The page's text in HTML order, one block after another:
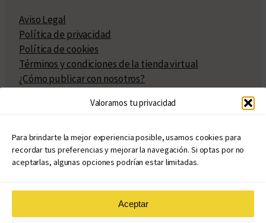
Valoramos tu privacidad
Para brindarte la mejor experiencia posible, usamos cookies para
recordar tus preferencias y mejorar la navegación. Si optas por no
aceptarlas, algunas opciones podrían estar limitadas.
Aceptar
Aviso Legal
Política de privacidad
Política de cookies
Términos y condiciones de la tienda virtual
¿Cómo publicar con nosotros?
Políticas de publicación
Políticas de coedición
Atribuciones